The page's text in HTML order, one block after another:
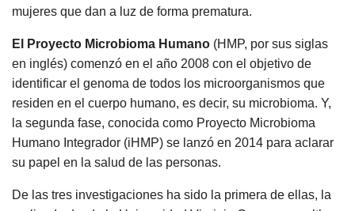
mujeres que dan a luz de forma prematura.
El Proyecto Microbioma Humano (HMP, por sus siglas
en inglés) comenzó en el año 2008 con el objetivo de
identificar el genoma de todos los microorganismos que
residen en el cuerpo humano, es decir, su microbioma. Y,
la segunda fase, conocida como Proyecto Microbioma
Humano Integrador (iHMP) se lanzó en 2014 para aclarar
su papel en la salud de las personas.
De las tres investigaciones ha sido la primera de ellas, la